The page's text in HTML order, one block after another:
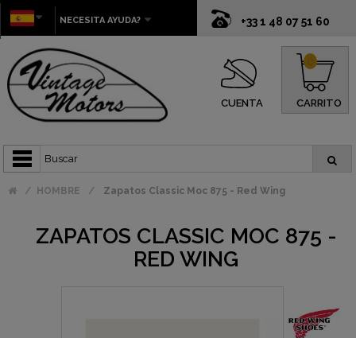
+33 1 48 07 51 60
NECESITA AYUDA?
CUENTA CARRITO
0
HOMBRE Zapatos Classic Moc 875 - Red Wing
ZAPATOS CLASSIC MOC 875 -
RED WING